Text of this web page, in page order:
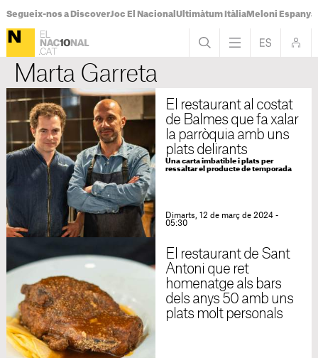
Segueix-nos a DiscoverJoc El Nacional Ultimàtum ItàliaMeloni Espanya
Marta Garreta
El restaurant al costat
de Balmes que fa xalar
la parròquia amb uns
plats delirants
Una carta imbatible i plats per
ressaltar el producte de temporada
Dimarts, 12 de març de 2024 -
05:30
El restaurant de Sant
Antoni que ret
homenatge als bars
dels anys 50 amb uns
plats molt personals